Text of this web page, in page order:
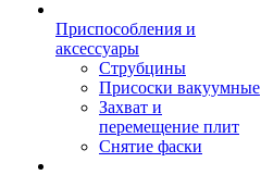
Приспособления и
аксессуары
Струбцины
Присоски вакуумные
Захват и
перемещение плит
Снятие фаски